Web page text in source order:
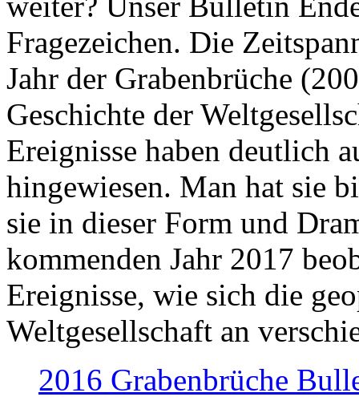
Fragezeichen. Die
Jahr der Grabenbrüche
Geschichte der
Ereignisse haben deutlich
hingewiesen. Man hat sie
sie in dieser Form und
kommenden Jahr 2017
Ereignisse, wie sich die
Weltgesellschaft an
2016 Grabenbrüche